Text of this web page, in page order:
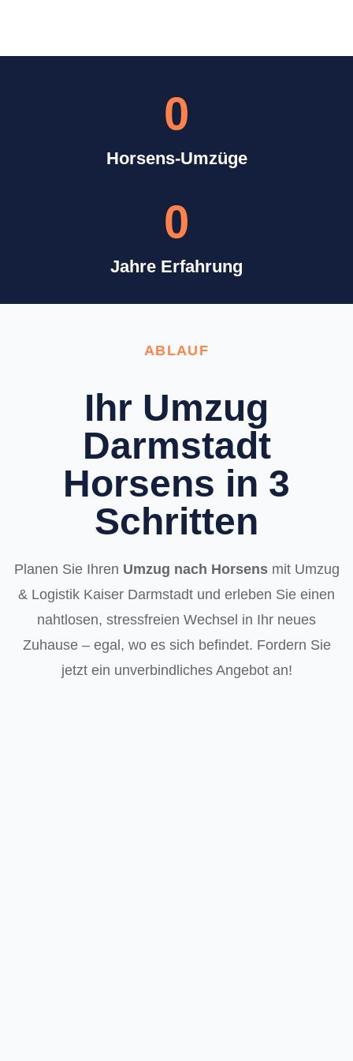
Horsens-Umzüge
0
Jahre Erfahrung
0
ABLAUF
Ihr Umzug
Darmstadt
Horsens in 3
Schritten
Planen Sie Ihren Umzug nach Horsensmit Umzug
& Logistik Kaiser Darmstadt und erleben Sie einen
nahtlosen, stressfreien Wechsel in Ihr neues
Zuhause – egal, wo es sich befindet. Fordern Sie
jetzt ein unverbindliches Angebot an!